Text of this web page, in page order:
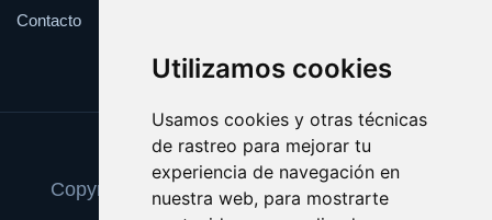
Utilizamos cookies
Usamos cookies y otras técnicas
de rastreo para mejorar tu
experiencia de navegación en
nuestra web, para mostrarte
Contacto
Update cookies preferences
Copyright © 2025 suministrosinformaticos.es